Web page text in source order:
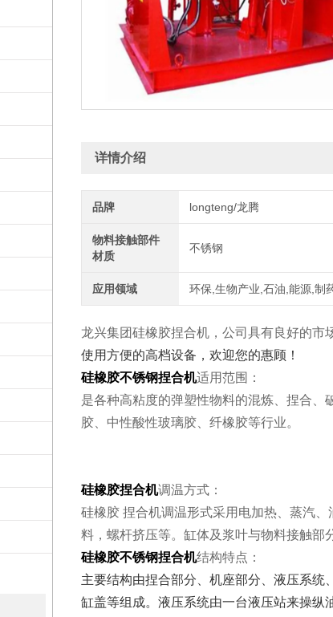
详情介绍
品牌 longteng/龙腾
物料接触部件
材质
不锈钢
应用领域 环保,生物产业,石油,能源,制
龙兴集团硅橡胶捏合机，公司具有良好的市
使用方便的高档设备，欢迎您的惠顾！
硅橡胶不锈钢捏合机适用范围：
是各种高粘度的弹塑性物料的混炼、捏合、
胶、中性酸性玻璃胶、纤橡胶等行业。
硅橡胶捏合机调温方式：
硅橡胶 捏合机调温形式采用电加热、蒸汽
料，螺杆挤压等。缸体及浆叶与物料接触部
硅橡胶不锈钢捏合机结构特点：
主要结构由捏合部分、机座部分、液压系统
缸盖等组成。液压系统由一台液压站来操纵